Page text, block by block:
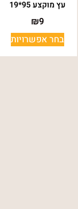
עץ מוקצע 95*19
₪9
בחר אפשרויות